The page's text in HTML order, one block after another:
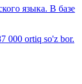
языка. В базе
000 ortiq so'z bor.